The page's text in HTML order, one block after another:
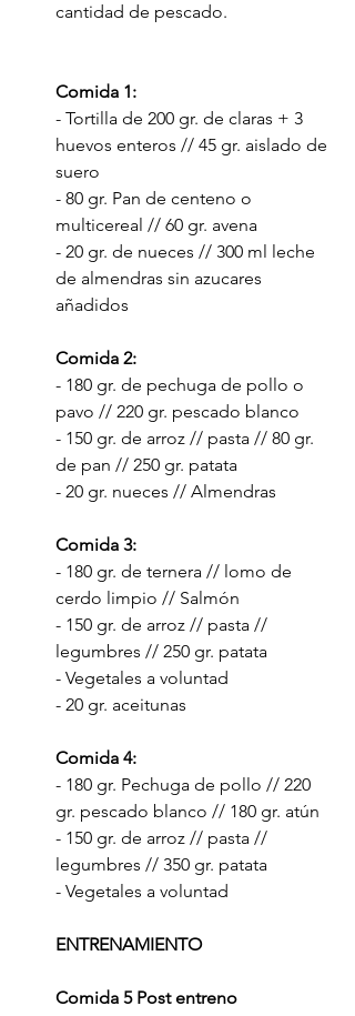
cantidad de pescado.
Comida 1:
- Tortilla de 200 gr. de claras + 3
huevos enteros // 45 gr. aislado de
suero
- 80 gr. Pan de centeno o
multicereal // 60 gr. avena
- 20 gr. de nueces // 300 ml leche
de almendras sin azucares
añadidos
Comida 2:
- 180 gr. de pechuga de pollo o
pavo // 220 gr. pescado blanco
- 150 gr. de arroz // pasta // 80 gr.
de pan // 250 gr. patata
- 20 gr. nueces // Almendras
Comida 3:
- 180 gr. de ternera // lomo de
cerdo limpio // Salmón
- 150 gr. de arroz // pasta //
legumbres // 250 gr. patata
- Vegetales a voluntad
- 20 gr. aceitunas
Comida 4:
- 180 gr. Pechuga de pollo // 220
gr. pescado blanco // 180 gr. atún
- 150 gr. de arroz // pasta //
legumbres // 350 gr. patata
- Vegetales a voluntad
ENTRENAMIENTO
Comida 5 Post entreno